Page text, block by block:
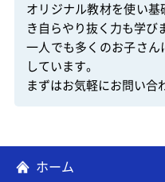
オリジナル教材を使い
き自らやり抜く力も学び
一人でも多くのお子さ
しています。
ホーム